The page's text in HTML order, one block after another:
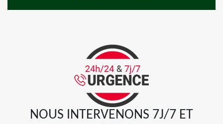
NOUS INTERVENONS 7J/7 ET